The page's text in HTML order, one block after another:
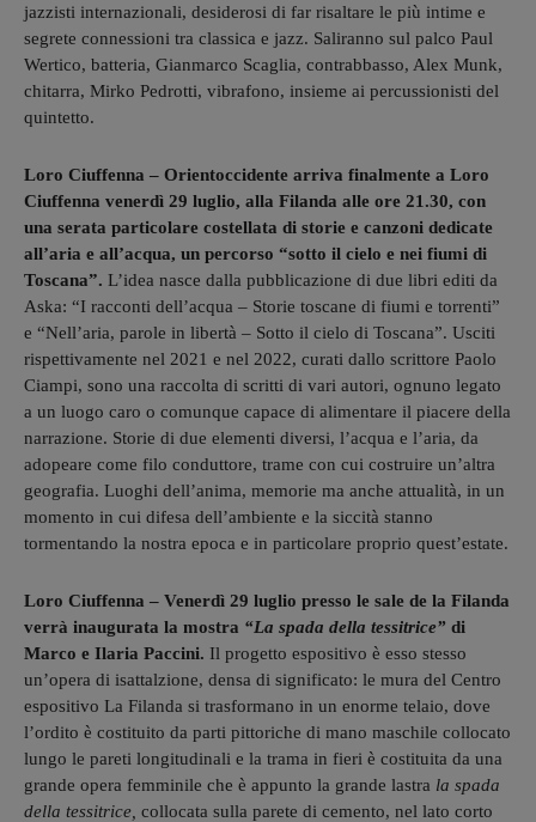
jazzisti internazionali, desiderosi di far risaltare le più intime e
segrete connessioni tra classica e jazz. Saliranno sul palco Paul
Wertico, batteria, Gianmarco Scaglia, contrabbasso, Alex Munk,
chitarra, Mirko Pedrotti, vibrafono, insieme ai percussionisti del
quintetto.
Loro Ciuffenna – Orientoccidente arriva finalmente a Loro
Ciuffenna venerdì 29 luglio, alla Filanda alle ore 21.30, con
una serata particolare costellata di storie e canzoni dedicate
all’aria e all’acqua, un percorso “sotto il cielo e nei fiumi di
Toscana”. L’idea nasce dalla pubblicazione di due libri editi da
Aska: “I racconti dell’acqua – Storie toscane di fiumi e torrenti”
e “Nell’aria, parole in libertà – Sotto il cielo di Toscana”. Usciti
rispettivamente nel 2021 e nel 2022, curati dallo scrittore Paolo
Ciampi, sono una raccolta di scritti di vari autori, ognuno legato
a un luogo caro o comunque capace di alimentare il piacere della
narrazione. Storie di due elementi diversi, l’acqua e l’aria, da
adopeare come filo conduttore, trame con cui costruire un’altra
geografia. Luoghi dell’anima, memorie ma anche attualità, in un
momento in cui difesa dell’ambiente e la siccità stanno
tormentando la nostra epoca e in particolare proprio quest’estate.
Loro Ciuffenna – Venerdì 29 luglio presso le sale de la Filanda
verrà inaugurata la mostra “La spada della tessitrice” di
Marco e Ilaria Paccini. Il progetto espositivo è esso stesso
un’opera di isattalzione, densa di significato: le mura del Centro
espositivo La Filanda si trasformano in un enorme telaio, dove
l’ordito è costituito da parti pittoriche di mano maschile collocato
lungo le pareti longitudinali e la trama in fieri è costituita da una
grande opera femminile che è appunto la grande lastra la spada
della tessitrice, collocata sulla parete di cemento, nel lato corto